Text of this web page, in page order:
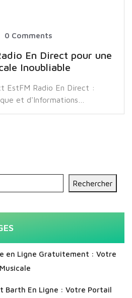
0 Comments
En Direct pour une
Inoubliable
EstFM Radio En Direct :
et d'Informations…
Rechercher
en Ligne Gratuitement : Votre
Barth En Ligne : Votre Portail